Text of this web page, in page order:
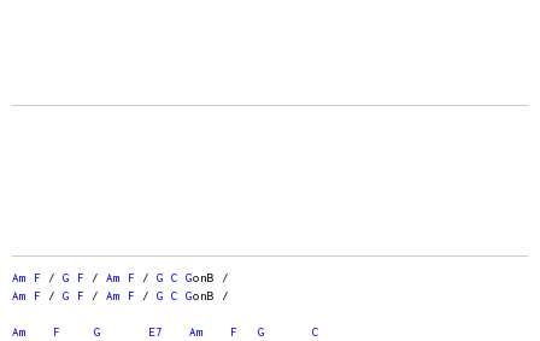
Am F / G F / Am F / G C GonB /
Am
F / G F / Am F / G C GonB /
Am F G E7 Am F G
C